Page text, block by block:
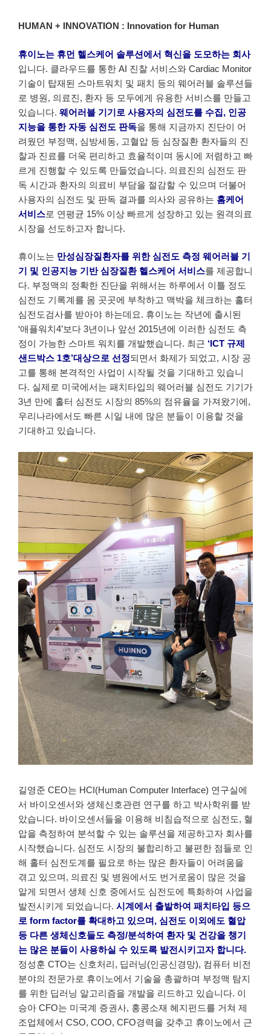
HUMAN + INNOVATION : Innovation for Human
휴이노는 휴먼 헬스케어 솔루션에서 혁신을 도모하는 회사
입니다. 클라우드를 통한 AI 진찰 서비스와 Cardiac Monitor
기술이 탑재된 스마트워치 및 패치 등의 웨어러블 솔루션들
로 병원, 의료진, 환자 등 모두에게 유용한 서비스를 만들고
있습니다. 웨어러블 기기로 사용자의 심전도를 수집, 인공
지능을 통한 자동 심전도 판독을 통해 지금까지 진단이 어
려웠던 부정맥, 심방세동, 고혈압 등 심장질환 환자들의 진
찰과 진료를 더욱 편리하고 효율적이며 동시에 저렴하고 빠
르게 진행할 수 있도록 만들었습니다. 의료진의 심전도 판
독 시간과 환자의 의료비 부담을 절감할 수 있으며 더불어
사용자의 심전도 및 판독 결과를 의사와 공유하는 홈케어
서비스로 연평균 15% 이상 빠르게 성장하고 있는 원격의료
시장을 선도하고자 합니다.
휴이노는 만성심장질환자를 위한 심전도 측정 웨어러블 기
기 및 인공지능 기반 심장질환 헬스케어 서비스를 제공합니
다. 부정맥의 정확한 진단을 위해서는 하루에서 이틀 정도
심전도 기록계를 몸 곳곳에 부착하고 맥박을 체크하는 홀터
심전도검사를 받아야 하는데요. 휴이노는 작년에 출시된
‘애플워치4’보다 3년이나 앞선 2015년에 이러한 심전도 측
정이 가능한 스마트 워치를 개발했습니다. 최근 ‘ICT 규제
샌드박스 1호’대상으로 선정되면서 화제가 되었고, 시장 공
고를 통해 본격적인 사업이 시작될 것을 기대하고 있습니
다. 실제로 미국에서는 패치타입의 웨어러블 심전도 기기가
3년 만에 홀터 심전도 시장의 85%의 점유율을 가져왔기에,
우리나라에서도 빠른 시일 내에 많은 분들이 이용할 것을
기대하고 있습니다.
길영준 CEO는 HCI(Human Computer Interface) 연구실에
서 바이오센서와 생체신호관련 연구를 하고 박사학위를 받
았습니다. 바이오센서들을 이용해 비침습적으로 심전도, 혈
압을 측정하여 분석할 수 있는 솔루션을 제공하고자 회사를
시작했습니다. 심전도 시장의 불합리하고 불편한 점들로 인
해 홀터 심전도계를 필요로 하는 많은 환자들이 어려움을
겪고 있으며, 의료진 및 병원에서도 번거로움이 많은 것을
알게 되면서 생체 신호 중에서도 심전도에 특화하여 사업을
발전시키게 되었습니다. 시계에서 출발하여 패치타입 등으
로 form factor를 확대하고 있으며, 심전도 이외에도 혈압
등 다른 생체신호들도 측정/분석하여 환자 및 건강을 챙기
는 많은 분들이 사용하실 수 있도록 발전시키고자 합니다.
정성훈 CTO는 신호처리, 딥러닝(인공신경망), 컴퓨터 비전
분야의 전문가로 휴이노에서 기술을 총괄하며 부정맥 탐지
를 위한 딥러닝 알고리즘을 개발을 리드하고 있습니다. 이
승아 CFO는 미국계 증권사, 홍콩소재 헤지펀드를 거쳐 제
조업체에서 CSO, COO, CFO경력을 갖추고 휴이노에서 근